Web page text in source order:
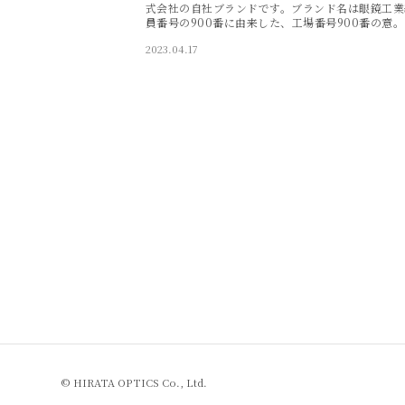
式会社の自社ブランドです。ブランド名は眼鏡工
員番号の900番に由来した、工場番号900番の意。
2023.04.17
© HIRATA OPTICS Co., Ltd.